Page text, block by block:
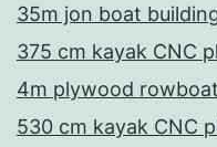
35m jon boat
375 cm kayak CNC
4m plywood
530 cm kayak CNC